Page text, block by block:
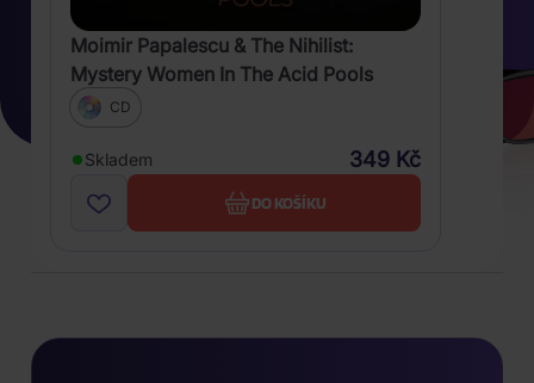
Moimir Papalescu & The Nihilist:
Mystery Women In The Acid Pools
CD
Skladem 349 Kč
DO KOŠÍKU